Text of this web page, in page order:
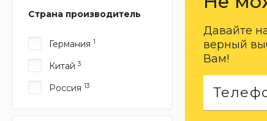
Страна производитель
Германия 1
Китай3
Россия 13
Давайте
верный
Вам!